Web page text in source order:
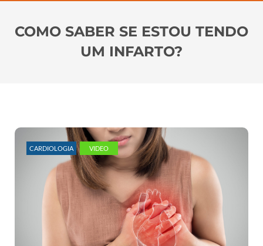
COMO SABER SE ESTOU TENDO
UM INFARTO?
CARDIOLOGIA VIDEO